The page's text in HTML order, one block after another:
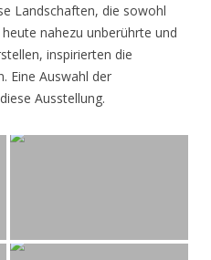
Landschaften, die sowohl
nahezu unberührte und
inspirierten die
Eine Auswahl der
Ausstellung.